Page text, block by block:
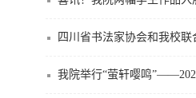
我院举行“萤轩嘤鸣